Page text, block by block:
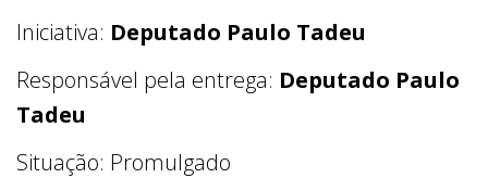
Iniciativa: Deputado Paulo Tadeu
Responsável pela entrega: Deputado Paulo
Tadeu
Situação: Promulgado